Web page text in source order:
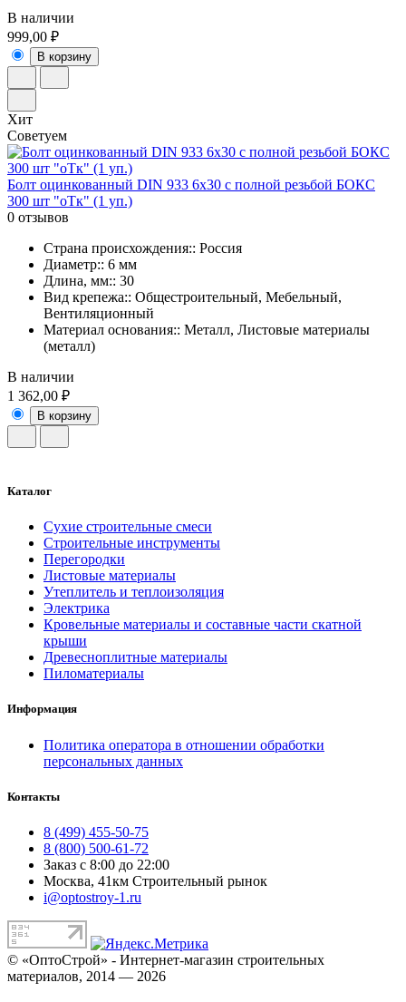
В наличии
999,00 ₽
В корзину
Хит
Советуем
Болт оцинкованный DIN 933 6х30 с полной резьбой БОКС
300 шт "оТк" (1 уп.)
0 отзывов
Страна происхождения:: Россия
Диаметр:: 6 мм
Длина, мм:: 30
Вид крепежа:: Общестроительный, Мебельный,
Вентиляционный
Материал основания:: Металл, Листовые материалы
(металл)
В наличии
1 362,00 ₽
В корзину
Каталог
Сухие строительные смеси
Строительные инструменты
Перегородки
Листовые материалы
Утеплитель и теплоизоляция
Электрика
Кровельные материалы и составные части скатной
крыши
Древесноплитные материалы
Пиломатериалы
Информация
Политика оператора в отношении обработки
персональных данных
Контакты
8 (499) 455-50-75
8 (800) 500-61-72
Заказ с 8:00 до 22:00
Москва, 41км Строительный рынок
i@optostroy-1.ru
© «ОптоСтрой» - Интернет-магазин строительных
материалов, 2014 — 2026